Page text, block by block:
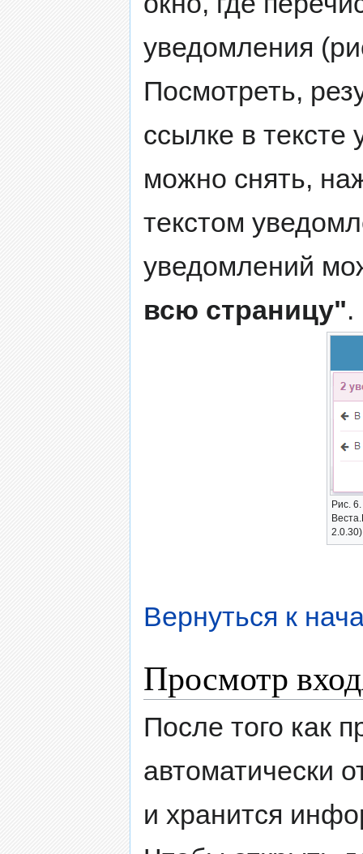
уведомления
Посмотреть,
ссылке в
можно снять,
текстом
уведомлений
всю страницу".
Рис.
2.0.30)
Вернуться к
Просмотр
После того как
автоматически
и хранится